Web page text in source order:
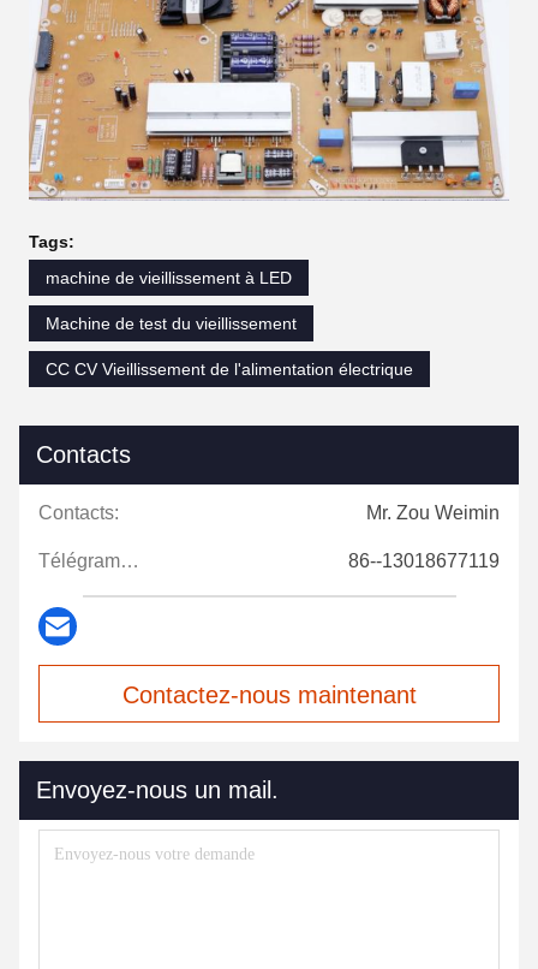
Tags:
machine de vieillissement à LED
Machine de test du vieillissement
CC CV Vieillissement de l'alimentation électrique
Contacts
Contacts: Mr. Zou Weimin
Télégramme: 86--13018677119
Contactez-nous maintenant
Envoyez-nous un mail.